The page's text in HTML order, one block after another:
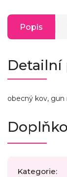
Popis
obecný kov,
Kategorie: